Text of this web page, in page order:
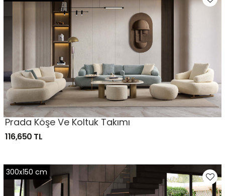
Prada Köşe Ve Koltuk Takımı
116,650 TL
300x150 cm